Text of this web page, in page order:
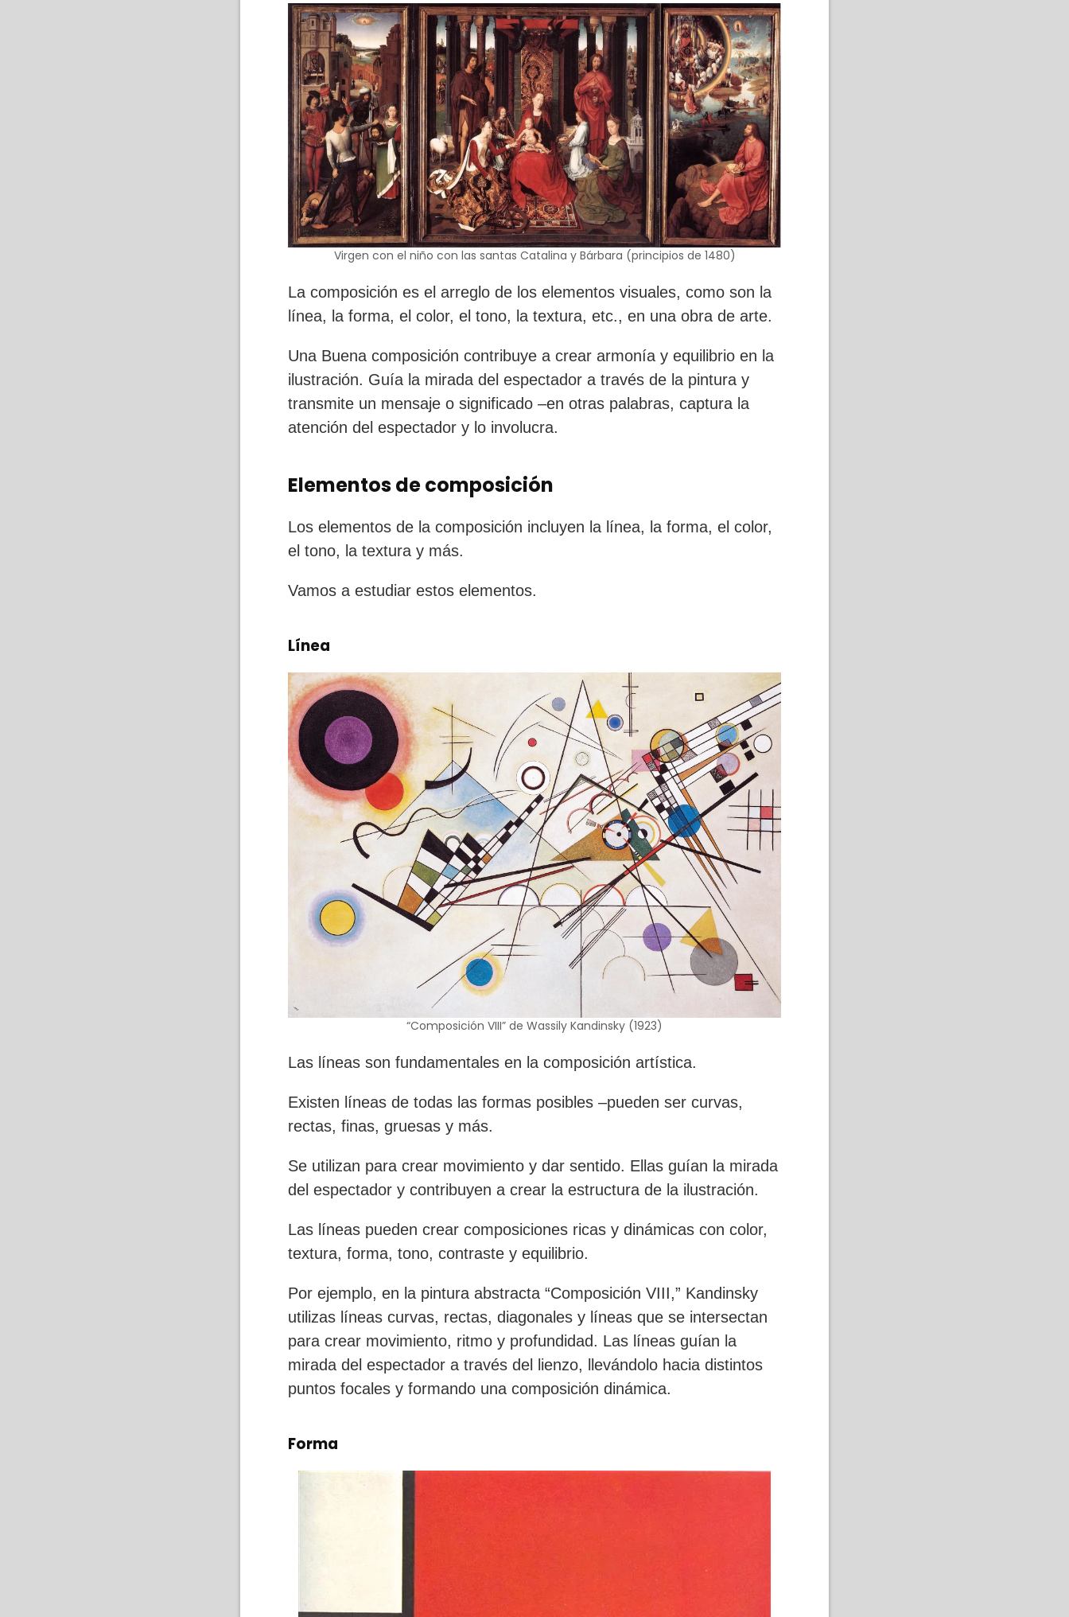
Virgen con el niño con las santas Catalina y Bárbara (principios de 1480)
La composición es el arreglo de los elementos visuales, como son la
línea, la forma, el color, el tono, la textura, etc., en una obra de arte.
Una Buena composición contribuye a crear armonía y equilibrio en la
ilustración. Guía la mirada del espectador a través de la pintura y
transmite un mensaje o significado –en otras palabras, captura la
atención del espectador y lo involucra.
Elementos de composición
Los elementos de la composición incluyen la línea, la forma, el color,
el tono, la textura y más.
Vamos a estudiar estos elementos.
Línea
“Composición VIII” de Wassily Kandinsky (1923)
Las líneas son fundamentales en la composición artística.
Existen líneas de todas las formas posibles –pueden ser curvas,
rectas, finas, gruesas y más.
Se utilizan para crear movimiento y dar sentido. Ellas guían la mirada
del espectador y contribuyen a crear la estructura de la ilustración.
Las líneas pueden crear composiciones ricas y dinámicas con color,
textura, forma, tono, contraste y equilibrio.
Por ejemplo, en la pintura abstracta “Composición VIII,” Kandinsky
utilizas líneas curvas, rectas, diagonales y líneas que se intersectan
para crear movimiento, ritmo y profundidad. Las líneas guían la
mirada del espectador a través del lienzo, llevándolo hacia distintos
puntos focales y formando una composición dinámica.
Forma